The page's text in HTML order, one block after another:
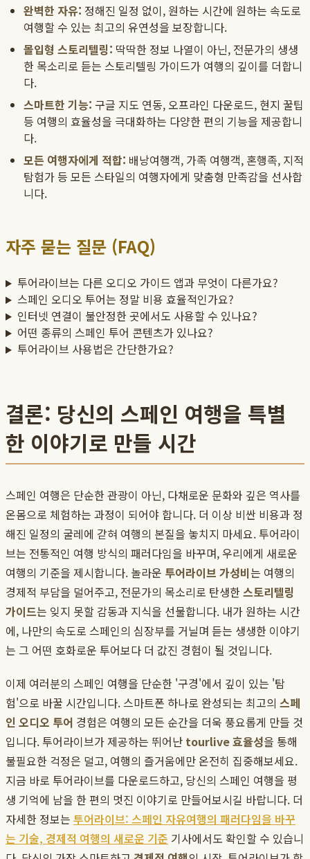
완벽한 자유: 정해진 일정 없이, 원하는 시간에 원하는 속도로
여행할 수 있는 최고의 유연성을 보장합니다.
몰입형 스토리텔링: 딱딱한 정보 나열이 아닌, 전문가의 생생
한 목소리로 듣는 스토리텔링 가이드가 여행의 깊이를 더합니
다.
스마트한 기능: 구글 지도 연동, 오프라인 다운로드, 현지 꿀팁
등 여행의 효율성을 극대화하는 다양한 편의 기능을 제공합니
다.
모든 여행자에게 적합: 배낭여행객, 가족 여행객, 혼행족, 지적
탐험가 등 모든 스타일의 여행자에게 맞춤형 만족감을 선사합
니다.
자주 묻는 질문 (FAQ)
투어라이브는 다른 오디오 가이드 앱과 무엇이 다른가요?
스페인 오디오 투어는 정말 비용 효율적인가요?
인터넷 연결이 불안정한 곳에서도 사용할 수 있나요?
어떤 종류의 스페인 투어 콘텐츠가 있나요?
투어라이브 사용법은 간단한가요?
결론: 당신의 스페인 여행을 특별
한 이야기로 만들 시간
스페인 여행은 단순한 관광이 아닌, 다채로운 문화와 깊은 역사를
온몸으로 체험하는 과정이 되어야 합니다. 더 이상 비싼 비용과 정
해진 일정의 굴레에 갇혀 여행의 본질을 놓치지 마세요. 투어라이
브는 전통적인 여행 방식의 패러다임을 바꾸며, 우리에게 새로운
여행의 기준을 제시합니다. 놀라운 투어라이브 가성비는 여행의
경제적 부담을 덜어주고, 전문가의 목소리로 탄생한스토리텔링
가이드는 잊지 못할 감동과 지식을 선물합니다. 내가 원하는 시간
에, 나만의 속도로 스페인의 심장부를 거닐며 듣는 생생한 이야기
는 그 어떤 호화로운 투어보다 더 값진 경험이 될 것입니다.
이제 여러분의 스페인 여행을 단순한 '구경'에서 깊이 있는 '탐
험'으로 바꿀 시간입니다. 스마트폰 하나로 완성되는 최고의 스페
인 오디오 투어 경험은 여행의 모든 순간을 더욱 풍요롭게 만들 것
입니다. 투어라이브가 제공하는 뛰어난 tourlive 효율성을 통해
불필요한 걱정은 덜고, 여행의 즐거움에만 온전히 집중해보세요.
지금 바로 투어라이브를 다운로드하고, 당신의 스페인 여행을 평
생 기억에 남을 한 편의 멋진 이야기로 만들어보시길 바랍니다. 더
자세한 정보는 투어라이브: 스페인 자유여행의 패러다임을 바꾸
는 기술, 경제적 여행의 새로운 기준 기사에서도 확인할 수 있습니